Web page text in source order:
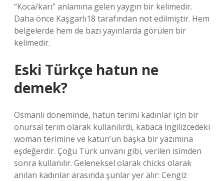
“Koca/karı” anlamına gelen yaygın bir kelimedir.
Daha önce Kaşgarlı18 tarafından not edilmiştir. Hem
belgelerde hem de bazı yayınlarda görülen bir
kelimedir.
Eski Türkçe hatun ne
demek?
Osmanlı döneminde, hatun terimi kadınlar için bir
onursal terim olarak kullanılırdı, kabaca İngilizcedeki
woman terimine ve katun’un başka bir yazımına
eşdeğerdir. Çoğu Türk unvanı gibi, verilen isimden
sonra kullanılır. Geleneksel olarak chicks olarak
anılan kadınlar arasında şunlar yer alır: Cengiz